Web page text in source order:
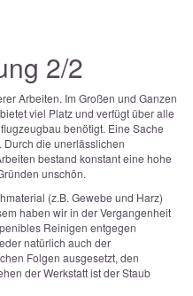
2/2
Arbeiten. Im Großen und Ganzen
viel Platz und verfügt über alle
benötigt. Eine Sache
Durch die unerlässlichen
bestand konstant eine hohe
unschön.
(z.B. Gewebe und Harz)
haben wir in der Vergangenheit
Reinigen entgegen
natürlich auch der
Folgen ausgesetzt, den
der Werkstatt ist der Staub